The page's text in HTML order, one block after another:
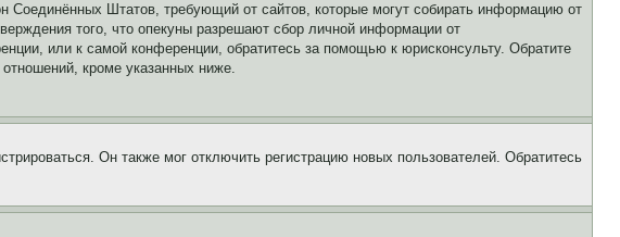
Соединённых Штатов, требующий от сайтов, которые могут собирать информацию от
того, что опекуны разрешают сбор личной информации от
или к самой конференции, обратитесь за помощью к юрисконсульту. Обратите
кроме указанных ниже.
Он также мог отключить регистрацию новых пользователей. Обратитесь